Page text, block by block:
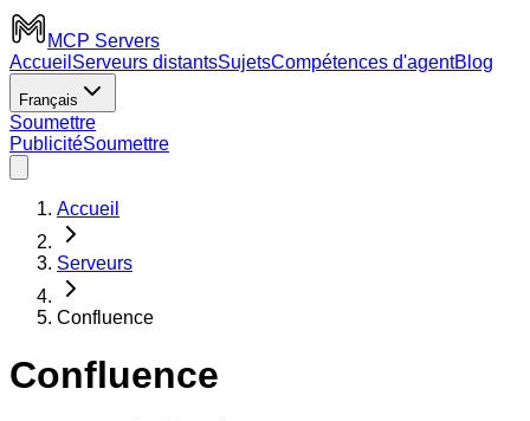
MCP Servers
Accueil Serveurs distantsSujetsCompétences d'agentBlog
Français
Soumettre
PublicitéSoumettre
Accueil
Serveurs
Confluence
Confluence